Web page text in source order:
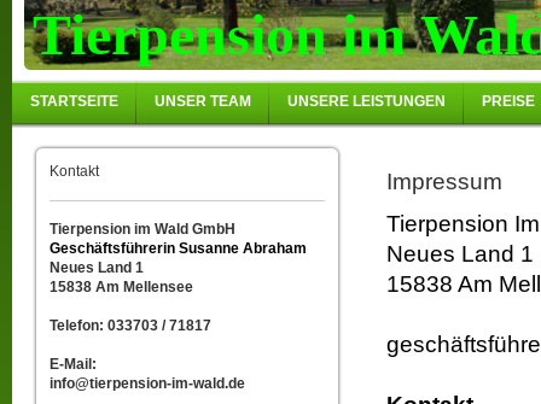
Tierpension im
STARTSEITE UNSER TEAM UNSERE LEISTUNGEN PREISE
Kontakt
Tierpension im Wald GmbH
Geschäftsführerin Susanne Abraham
Neues Land 1
15838 Am Mellensee
Telefon: 033703 / 71817
E-Mail:
info@tierpension-im-wald.de
Impressum
Tierpension
Neues Land 1
15838 Am